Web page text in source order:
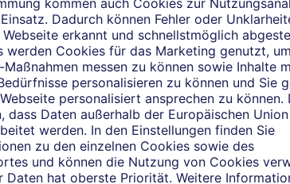
– Kompetent –
Schkeuditz besteht aus selbständigen
Bausparen, Persönliche Kredite,
ganz einfach online einen Beratungstermin.